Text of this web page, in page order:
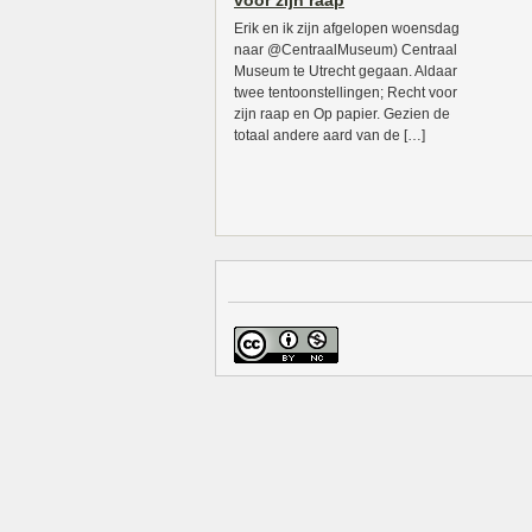
Erik en ik zijn afgelopen woensdag
naar @CentraalMuseum) Centraal
Museum te Utrecht gegaan. Aldaar
twee tentoonstellingen; Recht voor
zijn raap en Op papier. Gezien de
totaal andere aard van de […]